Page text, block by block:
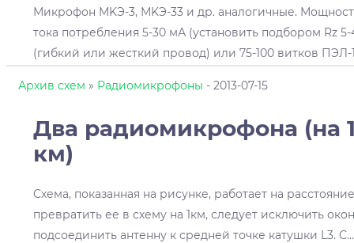
Микрофон МKЭ-3, МKЭ-33 и др. аналогичные.
тока потребления 5-30 мА (установить подбором Rz 5-
(гибкий или жесткий провод) или 75-100 витков ПЭЛ-
Архив схем » Радиомикрофоны - 2013-07-15
Два радиомикрофона (на
км)
Схема, показанная на рисунке, работает на
превратить ее в схему на 1км, следует исключить
подсоединить антенну к средней точке катушки L3. С...